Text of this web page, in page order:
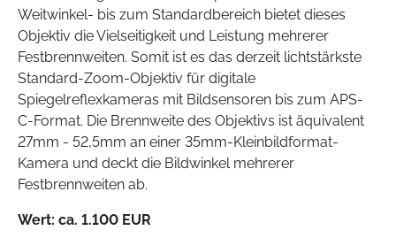
Weitwinkel- bis zum Standardbereich bietet dieses
Objektiv die Vielseitigkeit und Leistung mehrerer
Festbrennweiten. Somit ist es das derzeit lichtstärkste
Standard-Zoom-Objektiv für digitale
Spiegelreflexkameras mit Bildsensoren bis zum APS-
C-Format. Die Brennweite des Objektivs ist äquivalent
27mm - 52,5mm an einer 35mm-Kleinbildformat-
Kamera und deckt die Bildwinkel mehrerer
Festbrennweiten ab.
Wert: ca. 1.100 EUR